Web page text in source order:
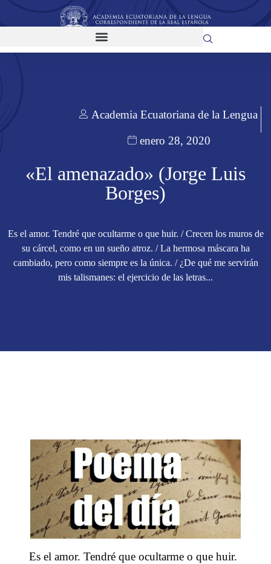
Academia Ecuatoriana de la Lengua
enero 28, 2020
«El amenazado» (Jorge Luis
Borges)
Es el amor. Tendré que ocultarme o que huir. / Crecen los muros de
su cárcel, como en un sueño atroz. / La hermosa máscara ha
cambiado, pero como siempre es la única. / ¿De qué me servirán
mis talismanes: el ejercicio de las letras...
Es el amor. Tendré que ocultarme o que huir.